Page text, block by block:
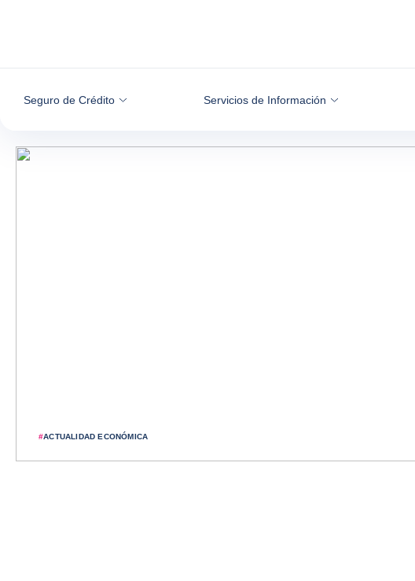
Seguro de Crédito Servicios de Información
#ACTUALIDAD ECONÓMICA